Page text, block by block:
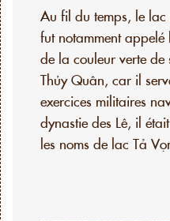
Au fil du temps, le
fut notamment
de la couleur verte de
Thủy Quân, car il
exercices militaires
dynastie des Lê, il
les noms de lac Tả